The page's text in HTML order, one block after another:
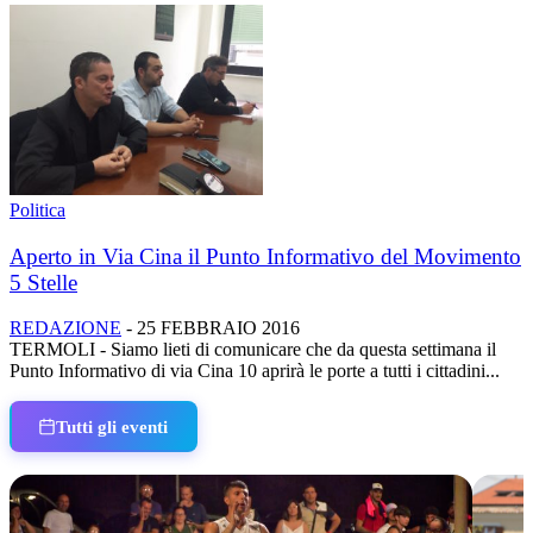
Politica
Aperto in Via Cina il Punto Informativo del Movimento
5 Stelle
REDAZIONE - 25 FEBBRAIO 2016
TERMOLI - Siamo lieti di comunicare che da questa settimana il
Punto Informativo di via Cina 10 aprirà le porte a tutti i cittadini...
Tutti gli eventi